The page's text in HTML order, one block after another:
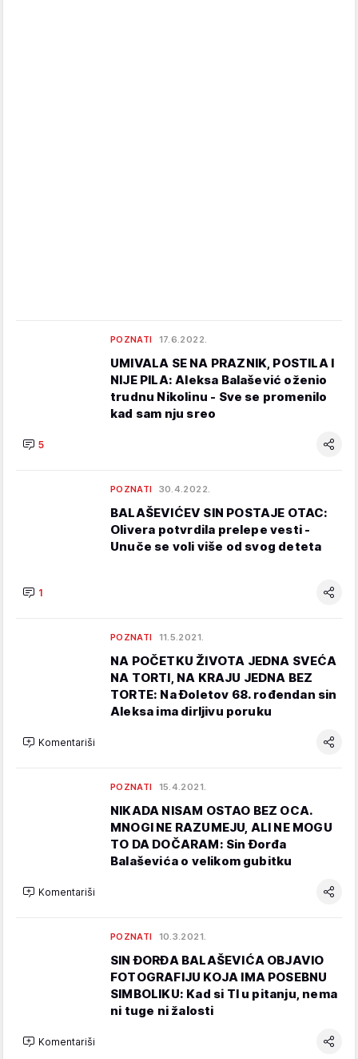
POZNATI 17.6.2022.
UMIVALA SE NA PRAZNIK, POSTILA I
NIJE PILA: Aleksa Balašević oženio
trudnu Nikolinu - Sve se promenilo
kad sam nju sreo
5
POZNATI 30.4.2022.
BALAŠEVIĆEV SIN POSTAJE OTAC:
Olivera potvrdila prelepe vesti -
Unuče se voli više od svog deteta
1
POZNATI 11.5.2021.
NA POČETKU ŽIVOTA JEDNA SVEĆA
NA TORTI, NA KRAJU JEDNA BEZ
TORTE: Na Đoletov 68. rođendan sin
Aleksa ima dirljivu poruku
Komentariši
POZNATI 15.4.2021.
NIKADA NISAM OSTAO BEZ OCA.
MNOGI NE RAZUMEJU, ALI NE MOGU
TO DA DOČARAM: Sin Đorđa
Balaševića o velikom gubitku
Komentariši
POZNATI 10.3.2021.
SIN ĐORĐA BALAŠEVIĆA OBJAVIO
FOTOGRAFIJU KOJA IMA POSEBNU
SIMBOLIKU: Kad si TI u pitanju, nema
ni tuge ni žalosti
Komentariši